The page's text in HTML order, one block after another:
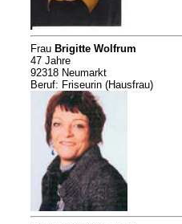
Frau Brigitte Wolfrum
47 Jahre
92318 Neumarkt
Beruf: Friseurin (Hausfrau)